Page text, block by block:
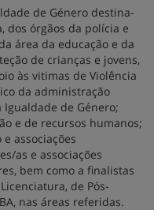
de Género destina-
dos órgãos da polícia e
área da educação e da
de crianças e jovens,
às vitimas de Violência
da administração
de Género;
e de recursos humanos;
associações
as e associações
bem como a finalistas
de Pós-
nas áreas referidas.